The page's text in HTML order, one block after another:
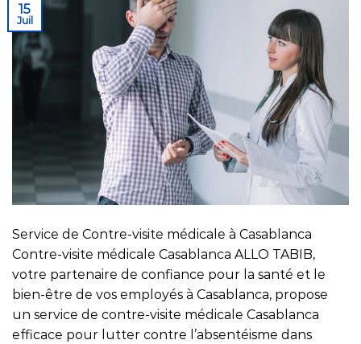
15
Juil
Service de Contre-visite médicale à Casablanca
Contre-visite médicale Casablanca ALLO TABIB,
votre partenaire de confiance pour la santé et le
bien-être de vos employés à Casablanca, propose
un service de contre-visite médicale Casablanca
efficace pour lutter contre l’absentéisme dans